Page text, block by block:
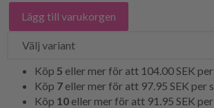
Lägg till varukorgen
Köp 5 eller mer för att 104.00 SEK
Köp 7 eller mer för att 97.95 SEK per
Köp 10 eller mer för att 91.95 SEK